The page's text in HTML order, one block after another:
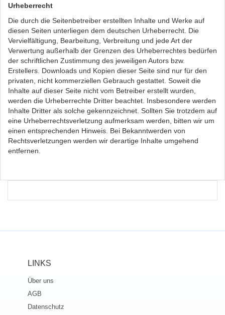
Urheberrecht
Die durch die Seitenbetreiber erstellten Inhalte und Werke auf
diesen Seiten unterliegen dem deutschen Urheberrecht. Die
Vervielfältigung, Bearbeitung, Verbreitung und jede Art der
Verwertung außerhalb der Grenzen des Urheberrechtes bedürfen
der schriftlichen Zustimmung des jeweiligen Autors bzw.
Erstellers. Downloads und Kopien dieser Seite sind nur für den
privaten, nicht kommerziellen Gebrauch gestattet. Soweit die
Inhalte auf dieser Seite nicht vom Betreiber erstellt wurden,
werden die Urheberrechte Dritter beachtet. Insbesondere werden
Inhalte Dritter als solche gekennzeichnet. Sollten Sie trotzdem auf
eine Urheberrechtsverletzung aufmerksam werden, bitten wir um
einen entsprechenden Hinweis. Bei Bekanntwerden von
Rechtsverletzungen werden wir derartige Inhalte umgehend
entfernen.
LINKS
Über uns
AGB
Datenschutz